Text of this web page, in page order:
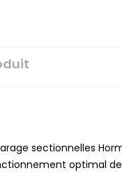
sectionnelles
optimal